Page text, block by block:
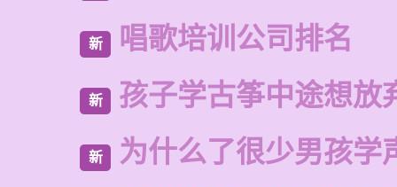
新 唱歌培训公司排名
新 孩子学古筝中途想放
新 为什么了很少男孩学